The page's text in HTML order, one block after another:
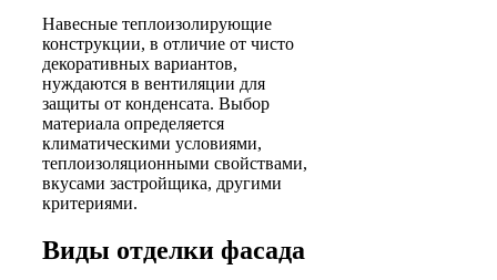
Навесные теплоизолирующие
конструкции, в отличие от чисто
декоративных вариантов,
нуждаются в вентиляции для
защиты от конденсата. Выбор
материала определяется
климатическими условиями,
теплоизоляционными свойствами,
вкусами застройщика, другими
критериями.
Виды отделки фасада